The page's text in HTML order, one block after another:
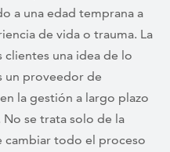
a una edad temprana a
de vida o trauma. La
clientes una idea de lo
un proveedor de
la gestión a largo plazo
se trata solo de la
cambiar todo el proceso